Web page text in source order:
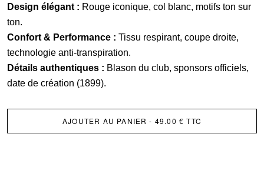
Jet
Design élégant : Rouge iconique, col blanc, motifs ton sur
ton.
Confort & Performance : Tissu respirant, coupe droite,
technologie anti-transpiration.
Détails authentiques : Blason du club, sponsors officiels,
date de création (1899).
AJOUTER AU PANIER - 49.00 € TTC